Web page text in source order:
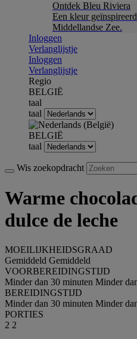
Ontdek Bleu Riviera
Een kleur
Middellandse Zee.
Inloggen
Verlanglijstje
Inloggen
Verlanglijstje
Regio
BELGIË
taal
taal
BELGIË
taal
Wis zoekopdracht
Warme
dulce de leche
MOEILIJKHEIDSGRAAD
Gemiddeld Gemiddeld
VOORBEREIDINGSTIJD
Minder dan 30 minuten Minder
BEREIDINGSTIJD
Minder dan 30 minuten Minder
PORTIES
2 2